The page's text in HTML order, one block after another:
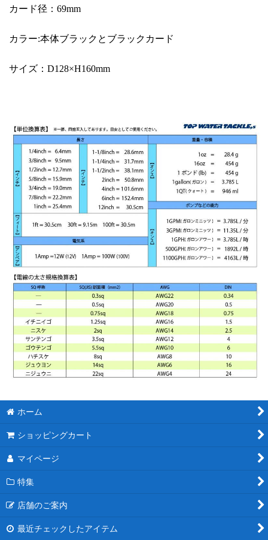
カード径：69mm
カラー:本体ブラックとブラックカード
サイズ：D128×H160mm
ホーム
ショッピングカート
マイページ
特集
店舗のご案内
最近チェックしたアイテム